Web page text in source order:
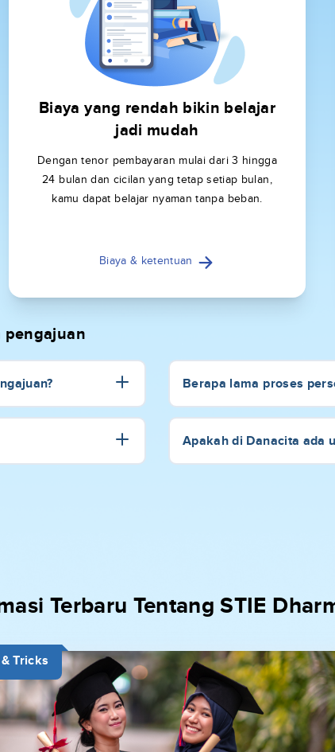
Biaya yang rendah bikin belajar
jadi mudah
Dengan tenor pembayaran mulai dari 3 hingga
24 bulan dan cicilan yang tetap setiap bulan,
kamu dapat belajar nyaman tanpa beban.
Biaya & ketentuan
pengajuan
Berapa lama proses
Apakah di Danacita ada
Terbaru Tentang STIE
Tricks